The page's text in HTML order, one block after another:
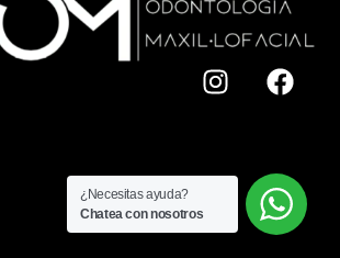
¿Necesitas ayuda?
Chatea con nosotros